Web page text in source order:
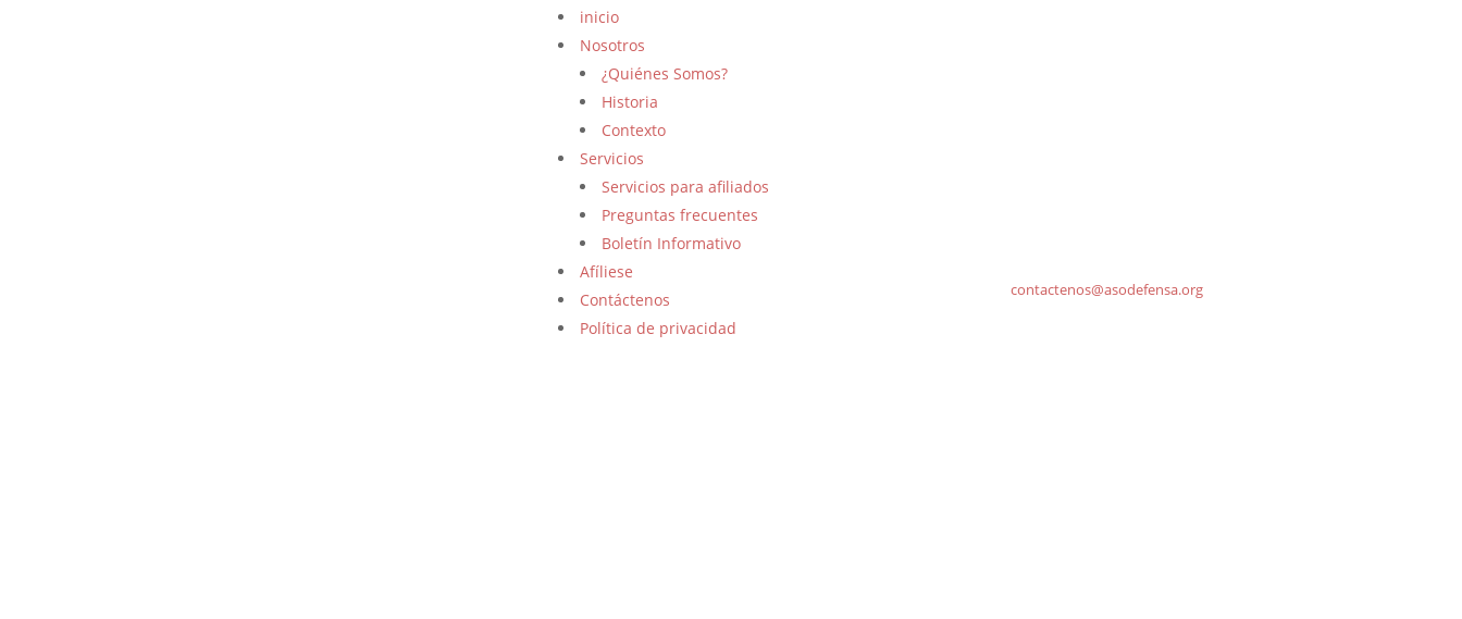
inicio
Nosotros
¿Quiénes Somos?
Historia
Contexto
Servicios
Servicios para afiliados
Preguntas frecuentes
Boletín Informativo
Afíliese
Contáctenos
Política de privacidad
contactenos@asodefensa.org